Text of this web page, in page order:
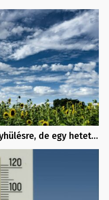
de egy hetet…